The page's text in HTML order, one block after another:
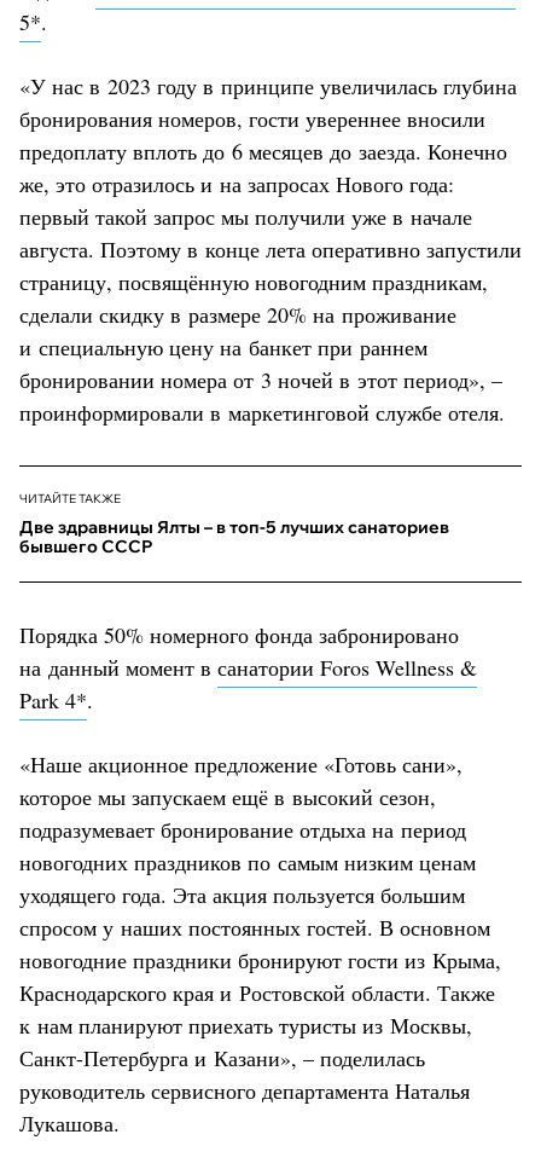
5*.
«У нас в 2023 году в принципе увеличилась глубина
бронирования номеров, гости увереннее вносили
предоплату вплоть до 6 месяцев до заезда. Конечно
же, это отразилось и на запросах Нового года:
первый такой запрос мы получили уже в начале
августа. Поэтому в конце лета оперативно запустили
страницу, посвящённую новогодним праздникам,
сделали скидку в размере 20% на проживание
и специальную цену на банкет при раннем
бронировании номера от 3 ночей в этот период», –
проинформировали в маркетинговой службе отеля.
ЧИТАЙТЕ ТАКЖЕ
Две здравницы Ялты – в топ-5 лучших санаториев
бывшего СССР
Порядка 50% номерного фонда забронировано
на данный момент в санатории Foros Wellness &
Park 4*.
«Наше акционное предложение «Готовь сани»,
которое мы запускаем ещё в высокий сезон,
подразумевает бронирование отдыха на период
новогодних праздников по самым низким ценам
уходящего года. Эта акция пользуется большим
спросом у наших постоянных гостей. В основном
новогодние праздники бронируют гости из Крыма,
Краснодарского края и Ростовской области. Также
к нам планируют приехать туристы из Москвы,
Санкт-Петербурга и Казани», – поделилась
руководитель сервисного департамента Наталья
Лукашова.